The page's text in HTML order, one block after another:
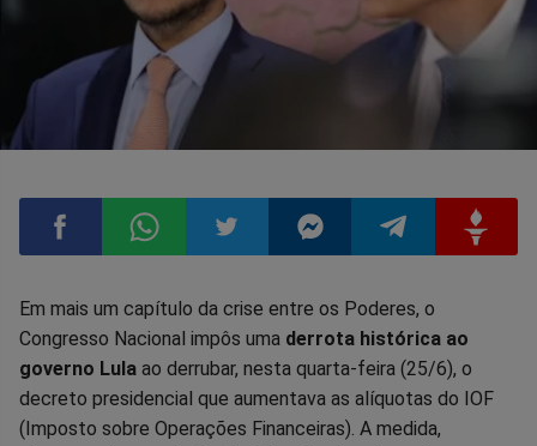
Compartilhar
no
Facebook
Compartilhar
no
Whatsapp
Compartilhar
no
Twitter
Compartilhar
no
Messenger
Compartilhar
no
Telegram
no
Em mais um capítulo da crise entre os Poderes, o
Congresso Nacional impôs uma derrota histórica ao
governo Lula ao derrubar, nesta quarta-feira (25/6), o
decreto presidencial que aumentava as alíquotas do IOF
(Imposto sobre Operações Financeiras). A medida,